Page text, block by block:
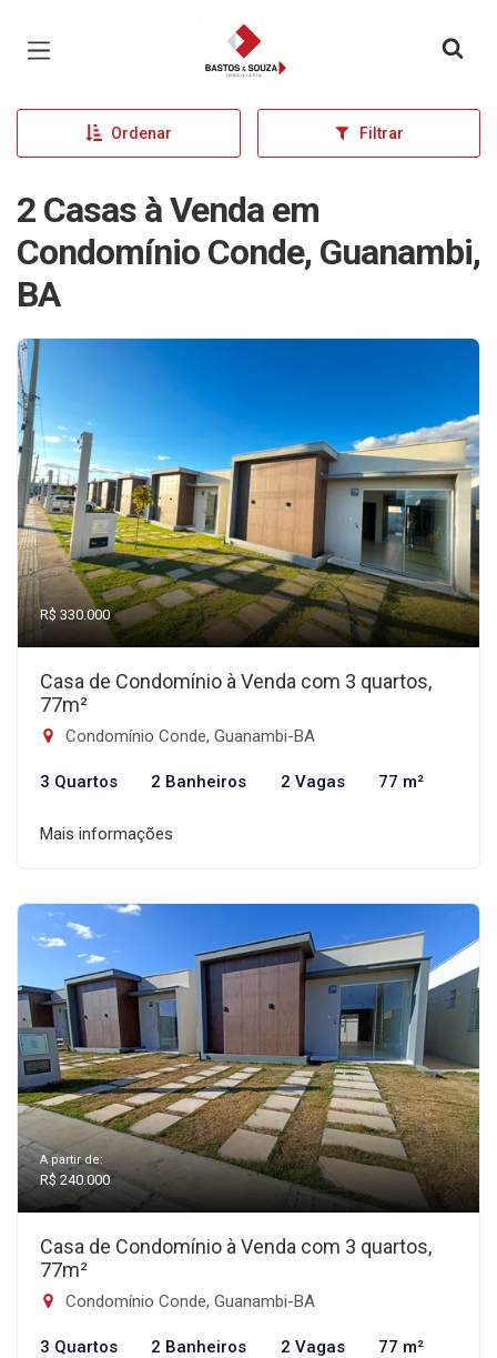
Página inicial
Ordenar Filtrar
2 Casas à Venda em
Condomínio Conde, Guanambi,
BA
R$ 330.000
Casa de Condomínio à Venda com 3 quartos,
77m²
Condomínio Conde, Guanambi-BA
3 Quartos 2 Banheiros 2 Vagas 77 m²
Mais informações
A partir de:
R$ 240.000
Casa de Condomínio à Venda com 3 quartos,
77m²
Condomínio Conde, Guanambi-BA
3 Quartos 2 Banheiros 2 Vagas 77 m²